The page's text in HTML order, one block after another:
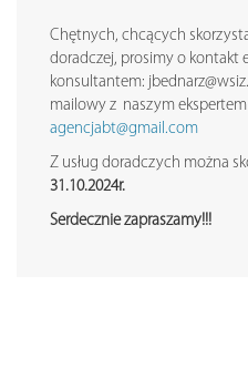
Chętnych, chcących
doradczej, prosimy o kontakt
konsultantem:
mailowy z naszym
agencjabt@gmail.com
Z usług doradczych można
31.10.2024r.
Serdecznie zapraszamy!!!